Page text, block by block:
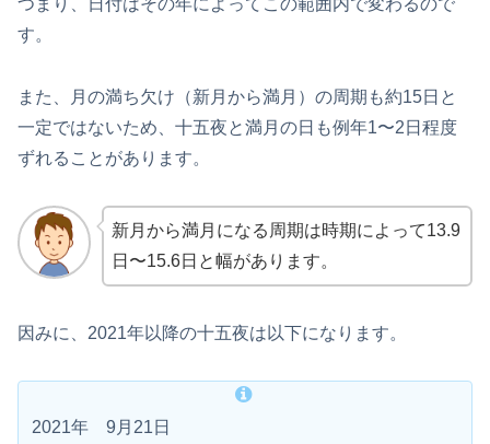
つまり、日付はその年によってこの範囲内で変わるので
す。
また、月の満ち欠け（新月から満月）の周期も約15日と
一定ではないため、十五夜と満月の日も例年1〜2日程度
ずれることがあります。
新月から満月になる周期は時期によって13.9
日〜15.6日と幅があります。
因みに、2021年以降の十五夜は以下になります。
2021年 9月21日